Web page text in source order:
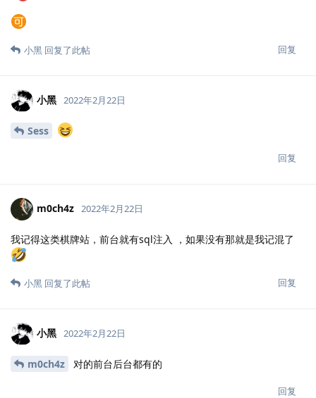
回复
小黑 回复了此帖
小黑 2022年2月22日
Sess
回复
m0ch4z 2022年2月22日
我记得这类棋牌站，前台就有sql注入 ，如果没有那就是我记混了
回复
小黑 回复了此帖
小黑 2022年2月22日
m0ch4z 对的前台后台都有的
回复